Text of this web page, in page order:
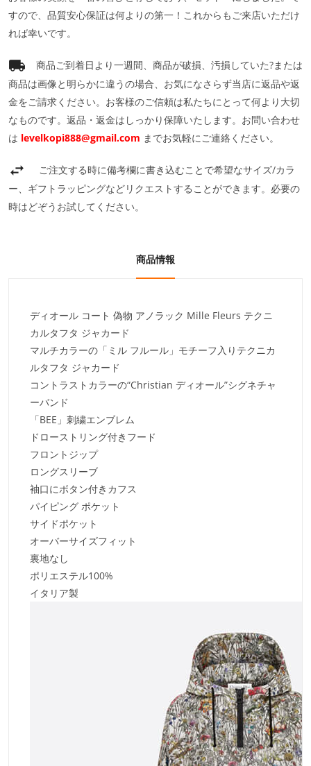
すので、品質安心保証は何よりの第一！これからもご来店いただけ
れば幸いです。
商品ご到着日より一週間、商品が破損、汚損していた?または
商品は画像と明らかに違うの場合、お気になさらず当店に返品や返
金をご請求ください。お客様のご信頼は私たちにとって何より大切
なものです。返品・返金はしっかり保障いたします。お問い合わせ
は levelkopi888@gmail.com までお気軽にご連絡ください。
ご注文する時に備考欄に書き込むことで希望なサイズ/カラ
ー、ギフトラッピングなどリクエストすることができます。必要の
時はどぞうお試してください。
商品情報
ディオール コート 偽物 アノラック Mille Fleurs テクニ
カルタフタ ジャカード
マルチカラーの「ミル フルール」モチーフ入りテクニカ
ルタフタ ジャカード
コントラストカラーの“Christian ディオール”シグネチャ
ーバンド
「BEE」刺繍エンブレム
ドローストリング付きフード
フロントジップ
ロングスリーブ
袖口にボタン付きカフス
パイピング ポケット
サイドポケット
オーバーサイズフィット
裏地なし
ポリエステル100%
イタリア製